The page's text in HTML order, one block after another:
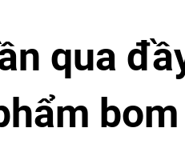
qua